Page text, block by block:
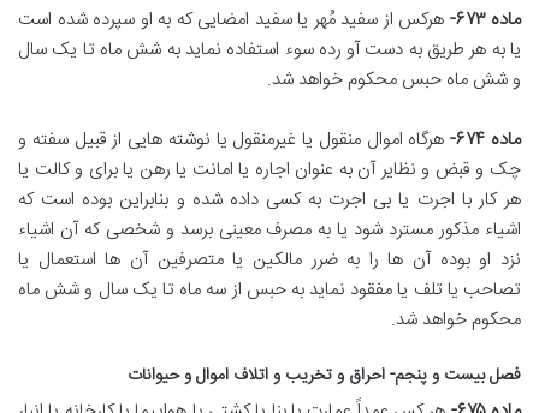
ماده ۶۷۳-
هرکس از سفید مُهر یا سفید امضایی که به او سپرده شده است
یا به هر طریق به دست آو رده سوء استفاده نماید به شش ماه تا یک سال
و شش ماه حبس محکوم خواهد شد.
ماده ۶۷۴-
هرگاه اموال منقول یا غیرمنقول یا نوشته هایی از قبیل سفته و
چک و قبض و نظایر آن به عنوان اجاره یا امانت یا رهن یا برای و کالت یا
هر کار با اجرت یا بی اجرت به کسی داده شده و بنابراین بوده است که
اشیاء مذکور مسترد شود یا به مصرف معینی برسد و شخصی که آن اشیاء
نزد او بوده آن ها را به ضرر مالکین یا متصرفین آن ها استعمال یا
تصاحب یا تلف یا مفقود نماید به حبس از سه ماه تا یک سال و شش ماه
محکوم خواهد شد.
فصل بیست و پنجم- احراق و تخریب و اتلاف اموال و حیوانات